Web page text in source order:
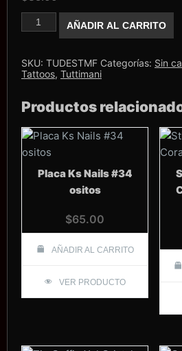
Stiker
Tuttimani
mariposa
cantidad
AÑADIR AL CARRITO
SKU: TUDESTMF Categorías: Sin
Tattoos, Tuttimani
Productos
Placa Ks Nails #34
ositos
$65.00
AÑADIR AL CARRITO
VER PRODUCTO